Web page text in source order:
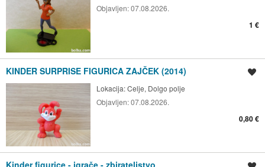
Objavljen:07.08.2026.
1 €
KINDER SURPRISE FIGURICA ZAJČEK (2014)
Lokacija:Celje, Dolgo polje
Objavljen:07.08.2026.
0,80 €
Kinder figurice - igrače - zbirateljstvo